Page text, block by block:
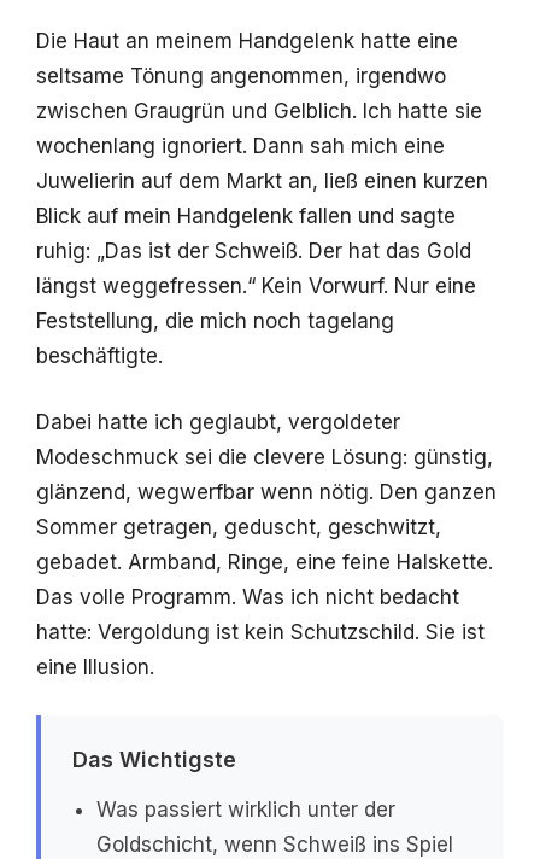
Die Haut an meinem Handgelenk hatte eine
seltsame Tönung angenommen, irgendwo
zwischen Graugrün und Gelblich. Ich hatte sie
wochenlang ignoriert. Dann sah mich eine
Juwelierin auf dem Markt an, ließ einen kurzen
Blick auf mein Handgelenk fallen und sagte
ruhig: „Das ist der Schweiß. Der hat das Gold
längst weggefressen.“ Kein Vorwurf. Nur eine
Feststellung, die mich noch tagelang
beschäftigte.
Dabei hatte ich geglaubt, vergoldeter
Modeschmuck sei die clevere Lösung: günstig,
glänzend, wegwerfbar wenn nötig. Den ganzen
Sommer getragen, geduscht, geschwitzt,
gebadet. Armband, Ringe, eine feine Halskette.
Das volle Programm. Was ich nicht bedacht
hatte: Vergoldung ist kein Schutzschild. Sie ist
eine Illusion.
Das Wichtigste
Was passiert wirklich unter der
Goldschicht, wenn Schweiß ins Spiel